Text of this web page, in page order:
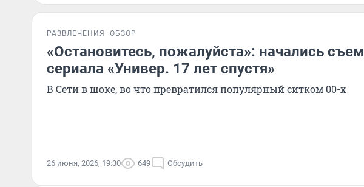
РАЗВЛЕЧЕНИЯ ОБЗОР
«Остановитесь, пожалуйста»: начались
сериала «Универ. 17 лет спустя»
В Сети в шоке, во что превратился популярный ситком 00-х
26 июня, 2026, 19:30 649 Обсудить